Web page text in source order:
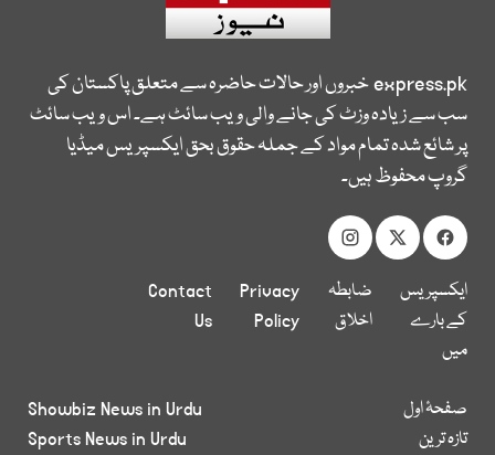
express.pkخبروں اور حالات حاضرہ سے متعلق پاکستان کی
سب سے زیادہ وزٹ کی جانے والی ویب سائٹ ہے۔ اس ویب سائٹ
پر شائع شدہ تمام مواد کے جملہ حقوق بحق ایکسپریس میڈیا
گروپ محفوظ ہیں۔
ایکسپریس
کے بارے
میں
ضابطہ
اخلاق
Privacy
Policy
Contact
Us
صفحۂ اول
تازہ ترین
Showbiz News in Urdu
Sports News in Urdu